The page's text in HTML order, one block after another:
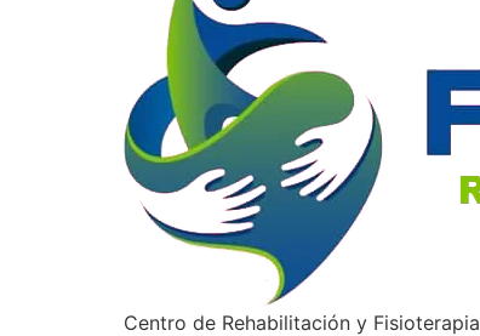
Centro de Rehabilitación y Fisioterapia